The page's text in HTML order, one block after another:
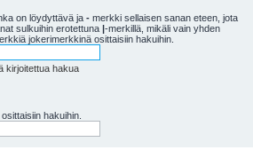
on löydyttävä ja - merkki sellaisen sanan eteen, jota
sulkuihin erotettuna |-merkillä, mikäli vain yhden
jokerimerkkinä osittaisiin hakuihin.
kirjoitettua hakua
hakuihin.